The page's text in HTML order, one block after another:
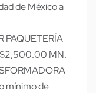
de México a
PAQUETERÍA
$2,500.00 MN.
mínimo de